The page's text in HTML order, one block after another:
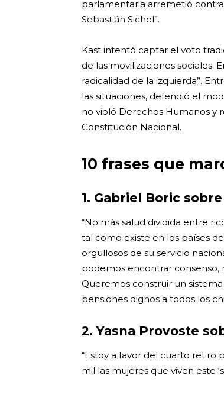
parlamentaria arremetió
Sebastián Sichel”.
Kast intentó captar el voto
de las movilizaciones sociales.
radicalidad de la izquierda”.
las situaciones, defendió el
no violó Derechos Humanos y
Constitución Nacional.
10 frases que
1. Gabriel Boric
“No más salud dividida entre
tal como existe en los países
orgullosos de su servicio
podemos encontrar consenso,
Queremos construir un
pensiones dignos a todos los
2. Yasna Provoste
“Estoy a favor del cuarto retiro
mil las mujeres que viven este